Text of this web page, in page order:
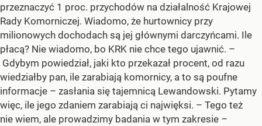
przeznaczyć 1 proc. przychodów na działalność Krajowej
Rady Komorniczej. Wiadomo, że hurtownicy przy
milionowych dochodach są jej głównymi darczyńcami. Ile
płacą? Nie wiadomo, bo KRK nie chce tego ujawnić. –
Gdybym powiedział, jaki kto przekazał procent, od razu
wiedziałby pan, ile zarabiają komornicy, a to są poufne
informacje – zasłania się tajemnicą Lewandowski. Pytamy
więc, ile jego zdaniem zarabiają ci najwięksi. – Tego też
nie wiem, ale prowadzimy badania w tym zakresie –